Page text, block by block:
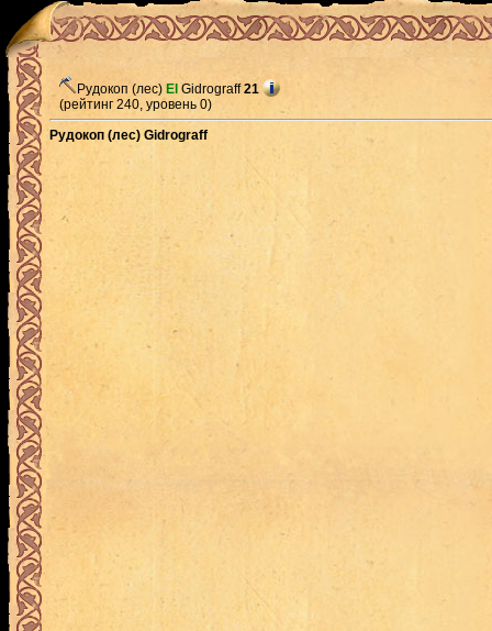
Рудокоп (лес) El Gidrograff21
(рейтинг 240, уровень 0)
Рудокоп (лес) Gidrograff